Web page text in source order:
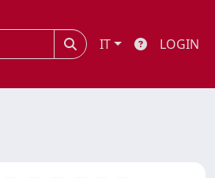
IT LOGIN